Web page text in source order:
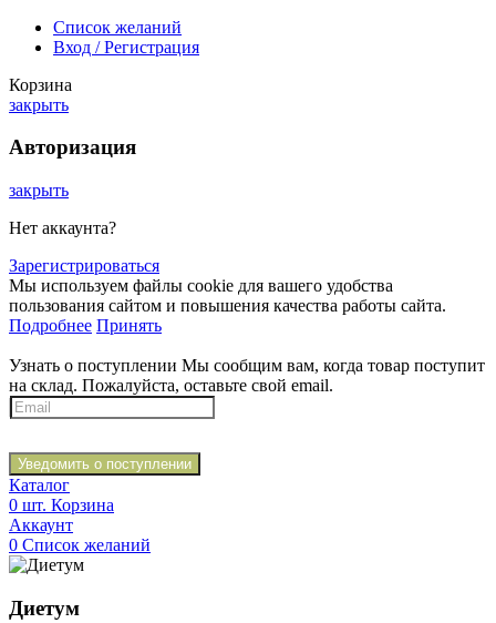
Список желаний
Вход / Регистрация
Корзина
закрыть
Авторизация
закрыть
Нет аккаунта?
Зарегистрироваться
Мы используем файлы cookie для вашего удобства
пользования сайтом и повышения качества работы сайта.
Подробнее Принять
Узнать о поступлении Мы сообщим вам, когда товар поступит
на склад. Пожалуйста, оставьте свой email.
Уведомить о поступлении
Каталог
0 шт. Корзина
Аккаунт
0 Список желаний
Диетум